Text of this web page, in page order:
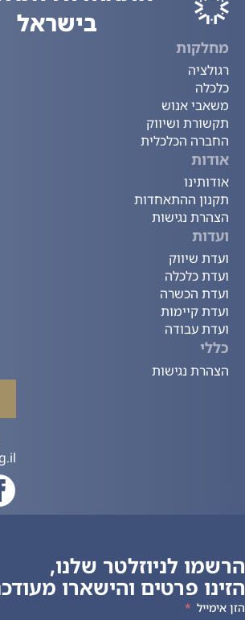
בישראל
מחלקות
רגולציה
כלכלה
משאבי אנוש
תקשורת ושיווק
החברה הכלכלית
אודות
אודותינו
תקנון ההתאחדות
הצהרת נגישות
ועדות
ועדת שיווק
ועדת כלכלה
ועדת הכשרה
ועדת קיימות
ועדת עבודה
כללי
הצהרת נגישות
הרשמו לניוזלטר שלנו,
הזינו פרטים והישארו
הזן אימייל